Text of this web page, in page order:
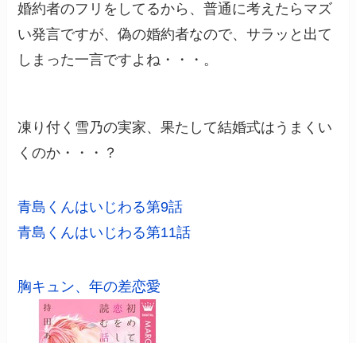
婚約者のフリをしてるから、普通に考えたらマズ
い発言ですが、偽の婚約者なので、サラッと出て
しまった一言ですよね・・・。
凍り付く雪乃の実家、果たして結婚式はうまくい
くのか・・・？
青島くんはいじわる第9話
青島くんはいじわる第11話
胸キュン、年の差恋愛